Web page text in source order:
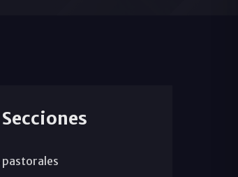
Secciones